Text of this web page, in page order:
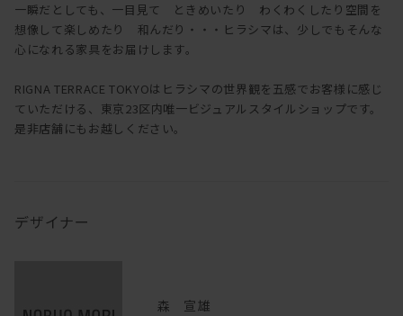
一瞬だとしても、一目見て ときめいたり わくわくしたり空間を
想像して楽しめたり 和んだり・・・ヒラシマは、少しでもそんな
心になれる家具をお届けします。
RIGNA TERRACE TOKYOはヒラシマの世界観を五感でお客様に感じ
ていただける、東京23区内唯一ビジュアルスタイルショップです。
是非店舗にもお越しください。
デザイナー
森 宣雄